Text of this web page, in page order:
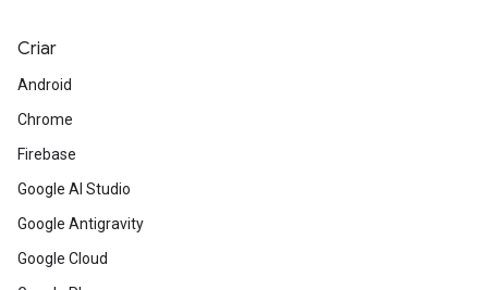
Criar
Android
Chrome
Firebase
Google AI Studio
Google Antigravity
Google Cloud